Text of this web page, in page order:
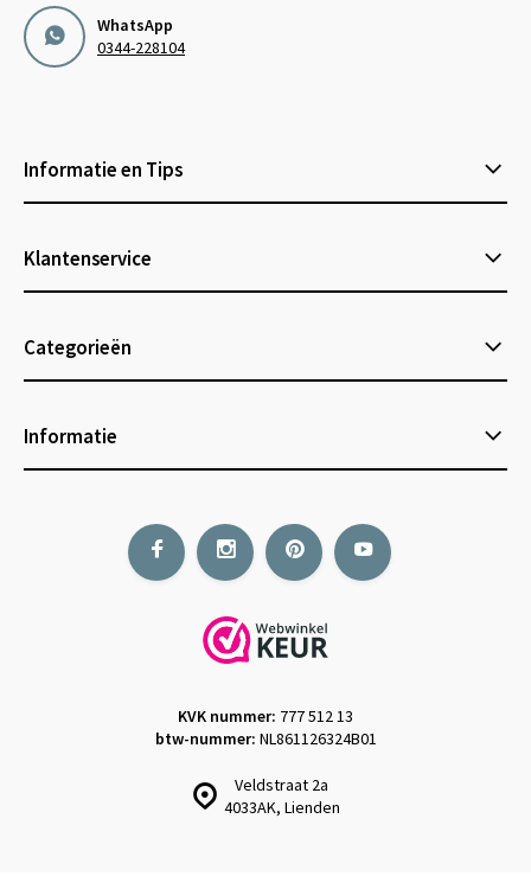
WhatsApp
0344-228104
Informatie en Tips
Klantenservice
Categorieën
Informatie
Veldstraat 2a
4033AK, Lienden
KVK nummer: 777 512 13
btw-nummer: NL861126324B01